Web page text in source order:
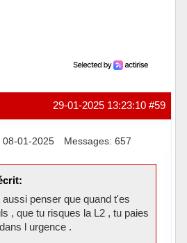
#59
29-01-2025 13:23:10
08-01-2025 Messages: 657
penser que quand t'es
, que tu risques la L2 , tu paies
l urgence .